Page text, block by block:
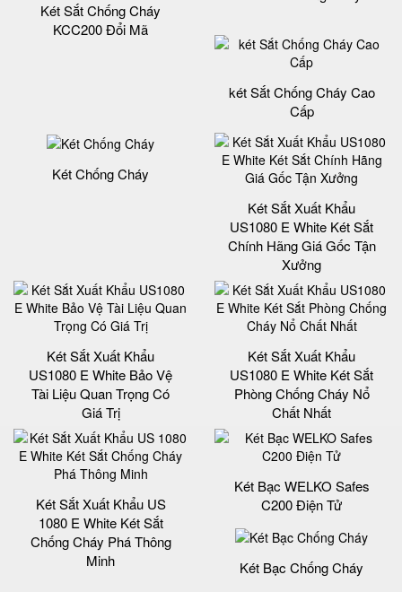
Két Sắt Chống Cháy
KCC200 Đổi Mã
két Sắt Chống Cháy Cao
Cấp
Két Chống Cháy
Két Sắt Xuất Khẩu
US1080 E White Két Sắt
Chính Hãng Giá Gốc Tận
Xưởng
Két Sắt Xuất Khẩu
US1080 E White Bảo Vệ
Tài Liệu Quan Trọng Có
Giá Trị
Két Sắt Xuất Khẩu
US1080 E White Két Sắt
Phòng Chống Cháy Nổ
Chất Nhất
Két Sắt Xuất Khẩu US
1080 E White Két Sắt
Chống Cháy Phá Thông
Minh
Két Bạc WELKO Safes
C200 Điện Tử
Két Bạc Chống Cháy